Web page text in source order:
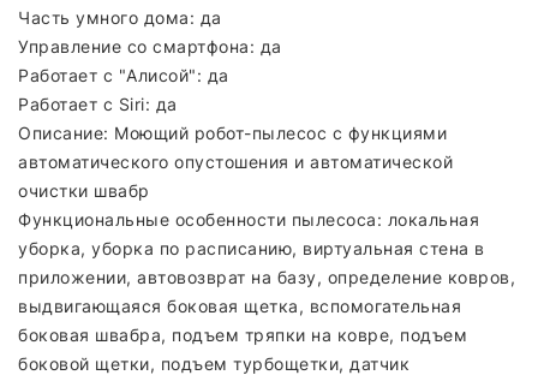
Часть умного дома: да
Управление со смартфона: да
Работает с "Алисой": да
Работает с Siri: да
Описание: Моющий робот-пылесос с функциями
автоматического опустошения и автоматической
очистки швабр
Функциональные особенности пылесоса: локальная
уборка, уборка по расписанию, виртуальная стена в
приложении, автовозврат на базу, определение ковров,
выдвигающаяся боковая щетка, вспомогательная
боковая швабра, подъем тряпки на ковре, подъем
боковой щетки, подъем турбощетки, датчик